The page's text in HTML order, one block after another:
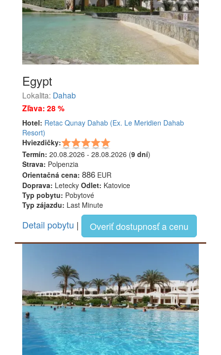
Egypt
Lokalita: Dahab
Zľava: 28 %
Hotel: Retac Qunay Dahab (Ex. Le Meridien Dahab
Resort)
Hviezdičky:
Termín: 20.08.2026 - 28.08.2026 (9 dní)
Strava: Polpenzia
Orientačná cena: 886 EUR
Doprava: Letecky Odlet: Katovice
Typ pobytu: Pobytové
Typ zájazdu: Last Minute
Detail pobytu | Overiť dostupnosť a cenu